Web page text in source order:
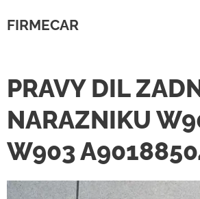
FIRMECAR
PRAVY DIL
NARAZNIKU
W903